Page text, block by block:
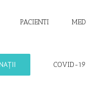
PACIENTI
COVID-19